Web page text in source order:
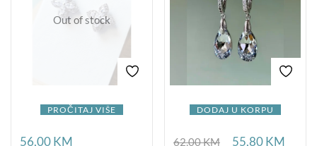
Out of stock
PROČITAJ VIŠE
56,00KM
DODAJ U KORPU
62,00KM 55,80KM
CREATE AN ACCOUNT